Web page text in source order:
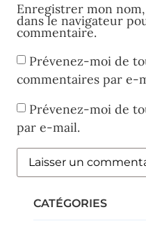
Enregistrer mon
dans le navigateur
commentaire.
Prévenez-moi de
commentaires par e-
Prévenez-moi de
par e-mail.
CATÉGORIES